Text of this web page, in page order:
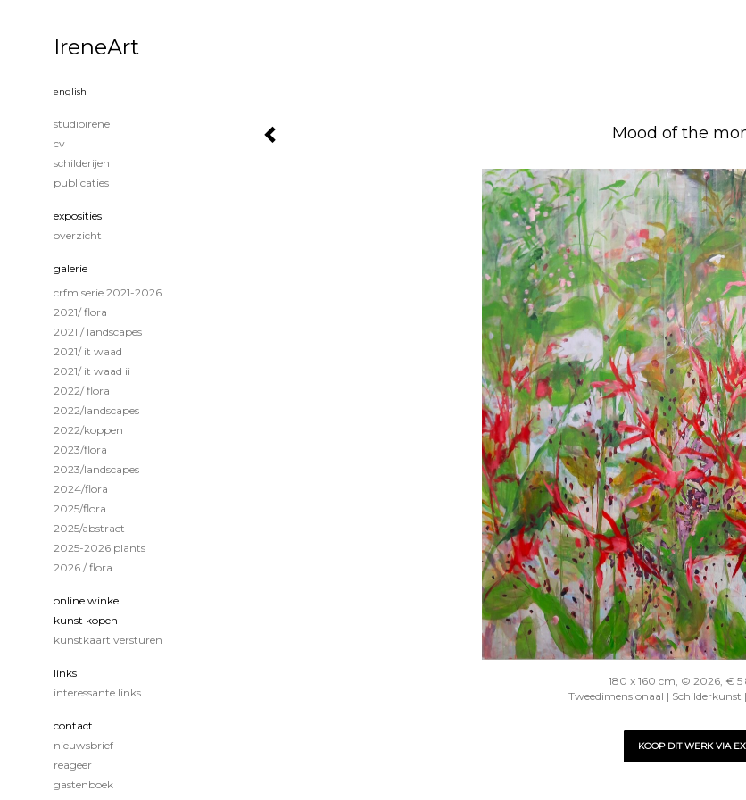
Mood of the
180 x 160 cm, © 2026, €
Tweedimensionaal | Schilderkunst
KOOP DIT WERK VIA
IreneArt
english
studioirene
cv
schilderijen
publicaties
exposities
overzicht
galerie
crfm serie 2021-2026
2021/ flora
2021 / landscapes
2021/ it waad
2021/ it waad ii
2022/ flora
2022/landscapes
2022/koppen
2023/flora
2023/landscapes
2024/flora
2025/flora
2025/abstract
2025-2026 plants
2026 / flora
online winkel
kunst kopen
kunstkaart versturen
links
interessante links
contact
nieuwsbrief
reageer
gastenboek